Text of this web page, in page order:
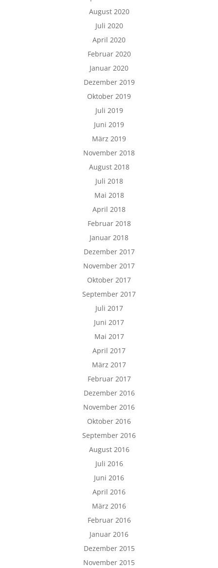
August 2020
Juli 2020
April 2020
Februar 2020
Januar 2020
Dezember 2019
Oktober 2019
Juli 2019
Juni 2019
März 2019
November 2018
August 2018
Juli 2018
Mai 2018
April 2018
Februar 2018
Januar 2018
Dezember 2017
November 2017
Oktober 2017
September 2017
Juli 2017
Juni 2017
Mai 2017
April 2017
März 2017
Februar 2017
Dezember 2016
November 2016
Oktober 2016
September 2016
August 2016
Juli 2016
Juni 2016
April 2016
März 2016
Februar 2016
Januar 2016
Dezember 2015
November 2015